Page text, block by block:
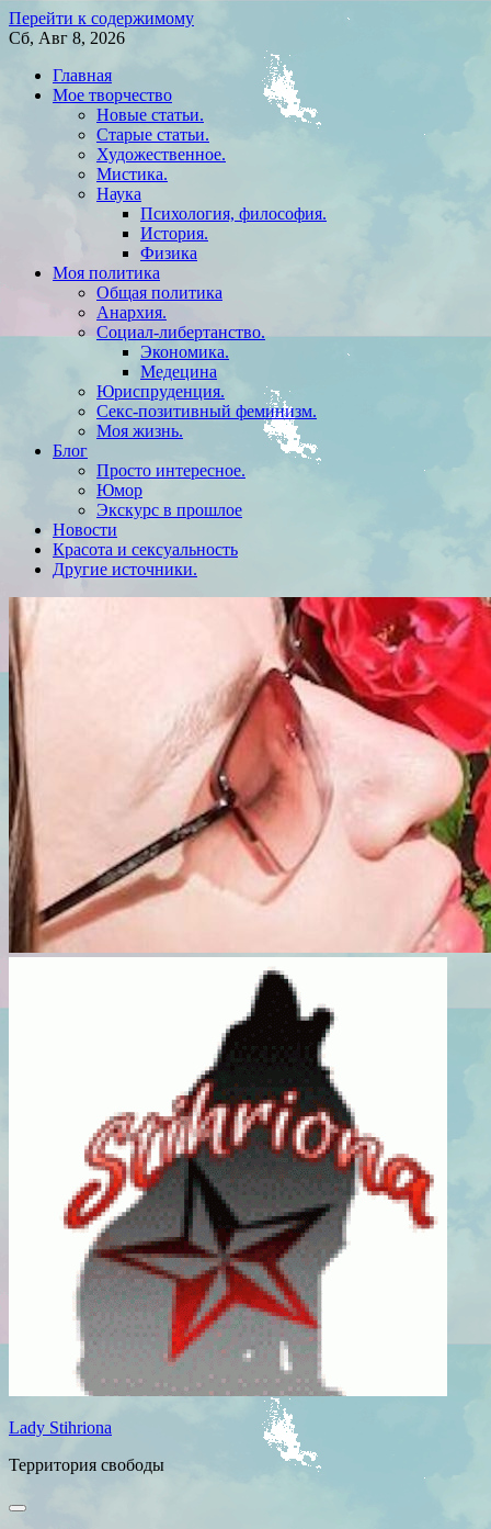
Перейти к содержимому
Сб, Авг 8, 2026
Главная
Мое творчество
Новые статьи.
Старые статьи.
Художественное.
Мистика.
Наука
Психология, философия.
История.
Физика
Моя политика
Общая политика
Анархия.
Социал-либертанство.
Экономика.
Медецина
Юриспруденция.
Секс-позитивный феминизм.
Моя жизнь.
Блог
Просто интересное.
Юмор
Экскурс в прошлое
Новости
Красота и сексуальность
Другие источники.
Lady Stihriona
Территория свободы